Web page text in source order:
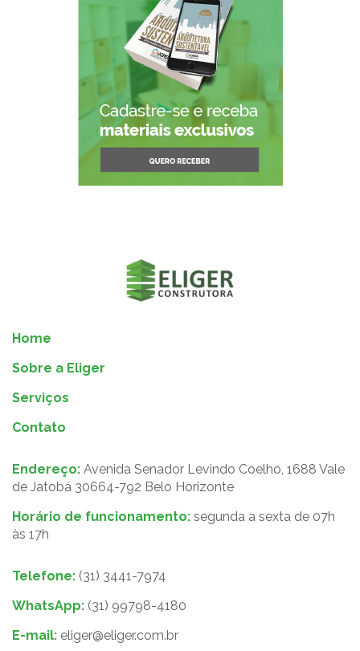
Home
Sobre a Eliger
Serviços
Contato
Endereço: Avenida Senador Levindo Coelho, 1688 Vale
de Jatobá 30664-792 Belo Horizonte
Horário de funcionamento: segunda a sexta de 07h
às 17h
Telefone: (31) 3441-7974
WhatsApp: (31) 99798-4180
E-mail: eliger@eliger.com.br